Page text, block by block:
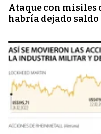
Ataque con misiles
habría dejado saldo